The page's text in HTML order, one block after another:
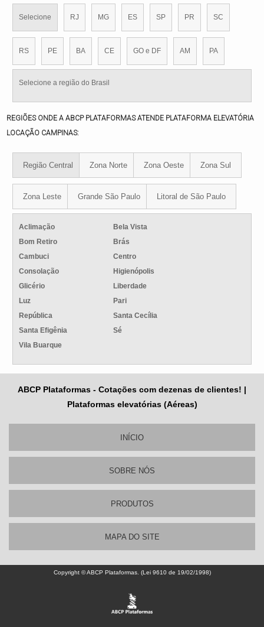
Selecione RJ MG ES SP PR SC
RS PE BA CE GO e DF AM PA
Selecione a região do Brasil
REGIÕES ONDE A ABCP PLATAFORMAS ATENDE PLATAFORMA ELEVATÓRIA
LOCAÇÃO CAMPINAS:
Região Central Zona Norte Zona Oeste Zona Sul
Zona Leste Grande São Paulo Litoral de São Paulo
Aclimação
Bela Vista
Bom Retiro
Brás
Cambuci
Centro
Consolação
Higienópolis
Glicério
Liberdade
Luz
Pari
República
Santa Cecília
Santa Efigênia
Sé
Vila Buarque
ABCP Plataformas - Cotações com dezenas de clientes! |
Plataformas elevatórias (Aéreas)
INÍCIO
SOBRE NÓS
PRODUTOS
MAPA DO SITE
Copyright © ABCP Plataformas. (Lei 9610 de 19/02/1998)